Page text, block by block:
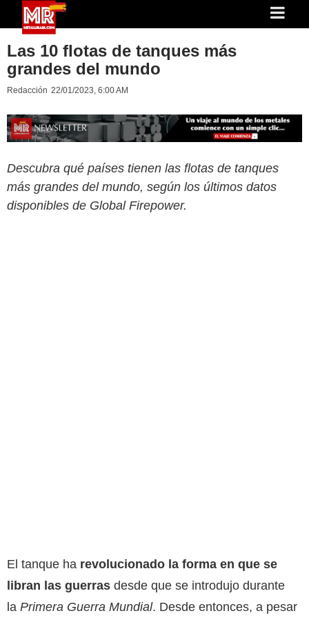
Las 10 flotas de tanques más
grandes del mundo
Redacción 22/01/2023, 6:00 AM
Descubra qué países tienen las flotas de tanques
más grandes del mundo, según los últimos datos
disponibles de Global Firepower.
El tanque ha revolucionado la forma en que se
libran las guerras desde que se introdujo durante
la Primera Guerra Mundial. Desde entonces, a pesar